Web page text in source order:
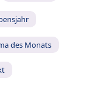
des Monats